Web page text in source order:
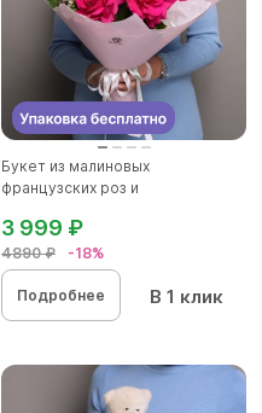
Букет из малиновых
французских роз и
4890 ₽ -18%
3 999 ₽
Подробнее В 1 клик